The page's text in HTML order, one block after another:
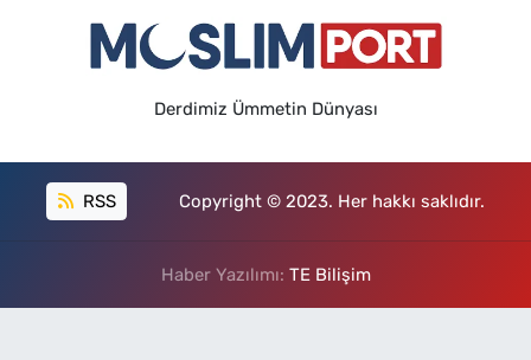
Derdimiz Ümmetin Dünyası
RSS Copyright © 2023. Her hakkı saklıdır.
Haber Yazılımı: TE Bilişim